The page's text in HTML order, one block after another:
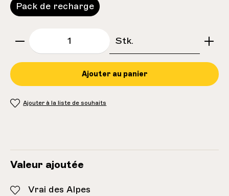
Pack de recharge
Stk.
Ajouter au panier
Ajouter à la liste de souhaits
Valeur ajoutée
Vrai des Alpes